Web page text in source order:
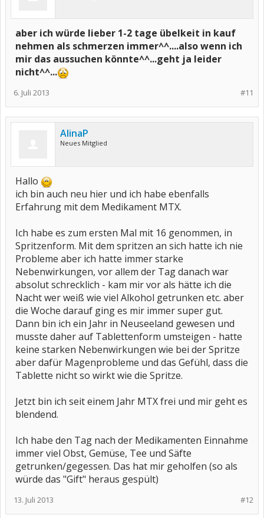
aber ich würde lieber 1-2 tage übelkeit in kauf
nehmen als schmerzen immer^^....also wenn ich
mir das aussuchen könnte^^...geht ja leider
nicht^^...
#11
6. Juli 2013
AlinaP
Neues Mitglied
Hallo
ich bin auch neu hier und ich habe ebenfalls
Erfahrung mit dem Medikament MTX.
Ich habe es zum ersten Mal mit 16 genommen, in
Spritzenform. Mit dem spritzen an sich hatte ich nie
Probleme aber ich hatte immer starke
Nebenwirkungen, vor allem der Tag danach war
absolut schrecklich - kam mir vor als hätte ich die
Nacht wer weiß wie viel Alkohol getrunken etc. aber
die Woche darauf ging es mir immer super gut.
Dann bin ich ein Jahr in Neuseeland gewesen und
musste daher auf Tablettenform umsteigen - hatte
keine starken Nebenwirkungen wie bei der Spritze
aber dafür Magenprobleme und das Gefühl, dass die
Tablette nicht so wirkt wie die Spritze.
Jetzt bin ich seit einem Jahr MTX frei und mir geht es
blendend.
Ich habe den Tag nach der Medikamenten Einnahme
immer viel Obst, Gemüse, Tee und Säfte
getrunken/gegessen. Das hat mir geholfen (so als
würde das "Gift" heraus gespült)
#12
13. Juli 2013